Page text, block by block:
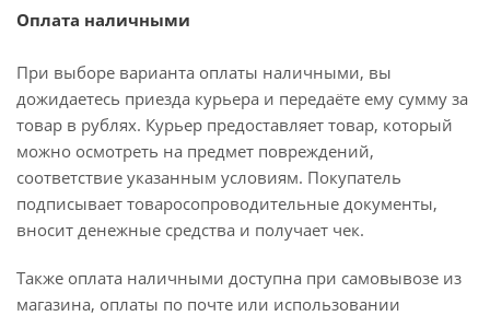
Оплата наличными
При выборе варианта оплаты наличными, вы
дожидаетесь приезда курьера и передаёте ему сумму за
товар в рублях. Курьер предоставляет товар, который
можно осмотреть на предмет повреждений,
соответствие указанным условиям. Покупатель
подписывает товаросопроводительные документы,
вносит денежные средства и получает чек.
Также оплата наличными доступна при самовывозе из
магазина, оплаты по почте или использовании